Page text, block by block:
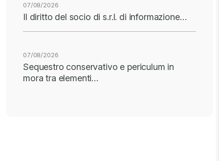
07/08/2026
Il diritto del socio di s.r.l. di informazione…
07/08/2026
Sequestro conservativo e periculum in
mora tra elementi…